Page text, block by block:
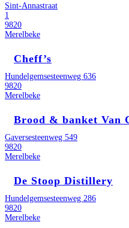
Sint-Annastraat
1
9820
Merelbeke
Cheff’s
Hundelgemsesteenweg 636
9820
Merelbeke
Brood & banket Van
Gaversesteenweg 549
9820
Merelbeke
De Stoop Distillery
Hundelgemsesteenweg 286
9820
Merelbeke